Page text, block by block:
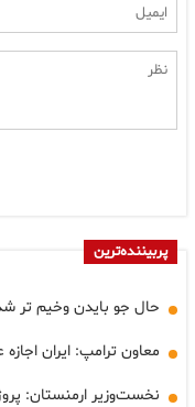
پربیننده‌ترین
حال جو بایدن وخیم تر
معاون ترامپ: ایران
نخست‌وزیر ارمنستان: